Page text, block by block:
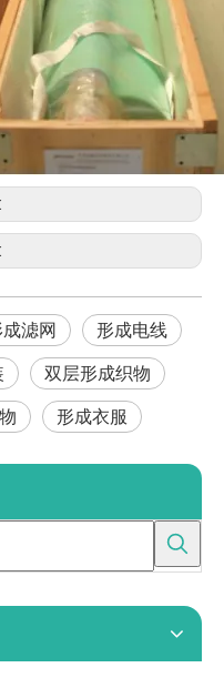
滤网 形成电线
双层形成织物
形成衣服